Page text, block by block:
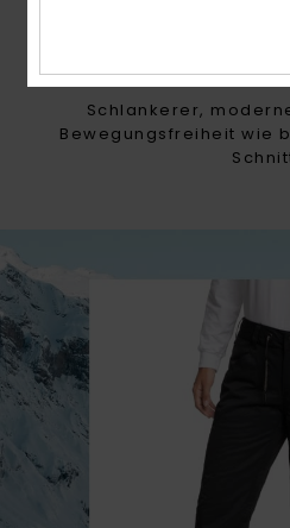
Schlankerer,
Bewegungsfreiheit wie